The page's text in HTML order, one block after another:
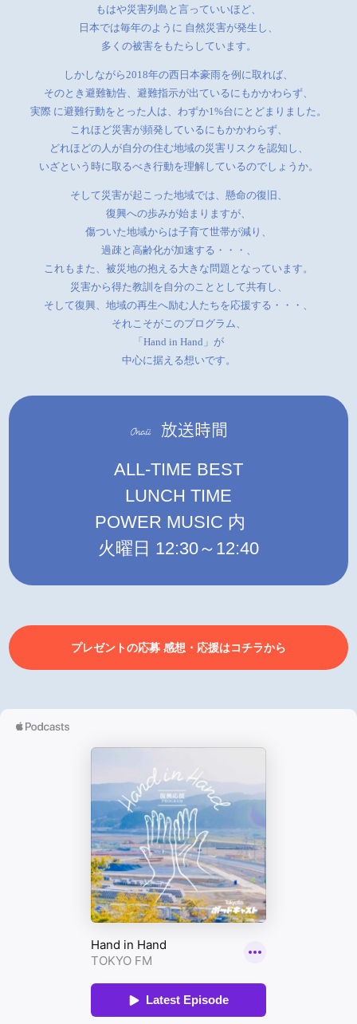
もはや災害列島と言っていいほど、
日本では毎年のように 自然災害が発生し、
多くの被害をもたらしています。
しかしながら2018年の西日本豪雨を例に取れば、
そのとき避難勧告、避難指示が出ているにもかかわらず、
実際 に避難行動をとった人は、わずか1%台にとどまりました。
これほど災害が頻発しているにもかかわらず、
どれほどの人が自分の住む地域の災害リスクを認知し、
いざという時に取るべき行動を理解しているのでしょうか。
そして災害が起こった地域では、懸命の復旧、
復興への歩みが始まりますが、
傷ついた地域からは子育て世帯が減り、
過疎と高齢化が加速する・・・、
これもまた、被災地の抱える大きな問題となっています。
災害から得た教訓を自分のこととして共有し、
そして復興、地域の再生へ励む人たちを応援する・・・、
それこそがこのプログラム、
「Hand in Hand」が
中心に据える想いです。
ALL-TIME BEST
LUNCH TIME
POWER MUSIC 内
火曜日 12:30～12:40
プレゼントの応募 感想・応援はコチラから